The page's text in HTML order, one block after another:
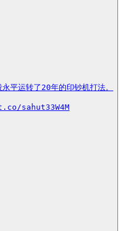
运转了20年的印钞机打法。
t.co/sahut33W4M